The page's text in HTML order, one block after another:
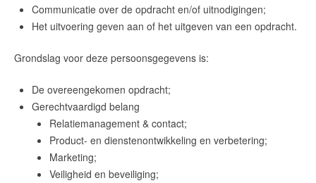
Communicatie over de opdracht en/of uitnodigingen;
Het uitvoering geven aan of het uitgeven van een opdracht.
Grondslag voor deze persoonsgegevens is:
De overeengekomen opdracht;
Gerechtvaardigd belang
Relatiemanagement & contact;
Product- en dienstenontwikkeling en verbetering;
Marketing;
Veiligheid en beveiliging;